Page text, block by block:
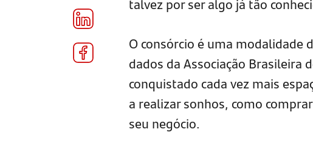
O consórcio é uma modalidade
dados da Associação Brasileira
conquistado cada vez mais
a realizar sonhos, como
seu negócio.